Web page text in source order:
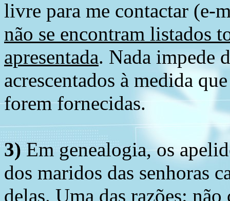
livre para me contactar (e-
não se encontram listados
apresentada. Nada impede
acrescentados à medida
forem fornecidas.
3) Em genealogia, os
dos maridos das senhoras
delas. Uma das razões: